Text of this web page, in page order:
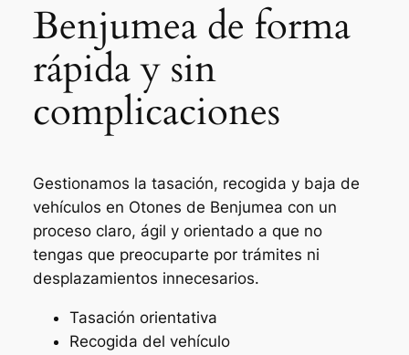
Benjumea de forma
rápida y sin
complicaciones
Gestionamos la tasación, recogida y baja de
vehículos en Otones de Benjumea con un
proceso claro, ágil y orientado a que no
tengas que preocuparte por trámites ni
desplazamientos innecesarios.
Tasación orientativa
Recogida del vehículo